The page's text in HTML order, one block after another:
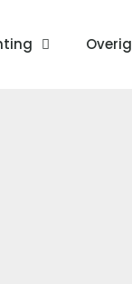
Overig